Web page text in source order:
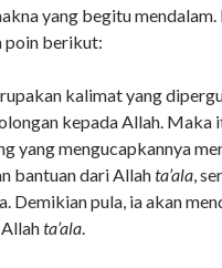
yang begitu mendalam.
poin berikut:
kalimat yang
kepada Allah. Maka
yang mengucapkannya
bantuan dari Allahta’ala,
Demikian pula, ia akan
ta’ala.